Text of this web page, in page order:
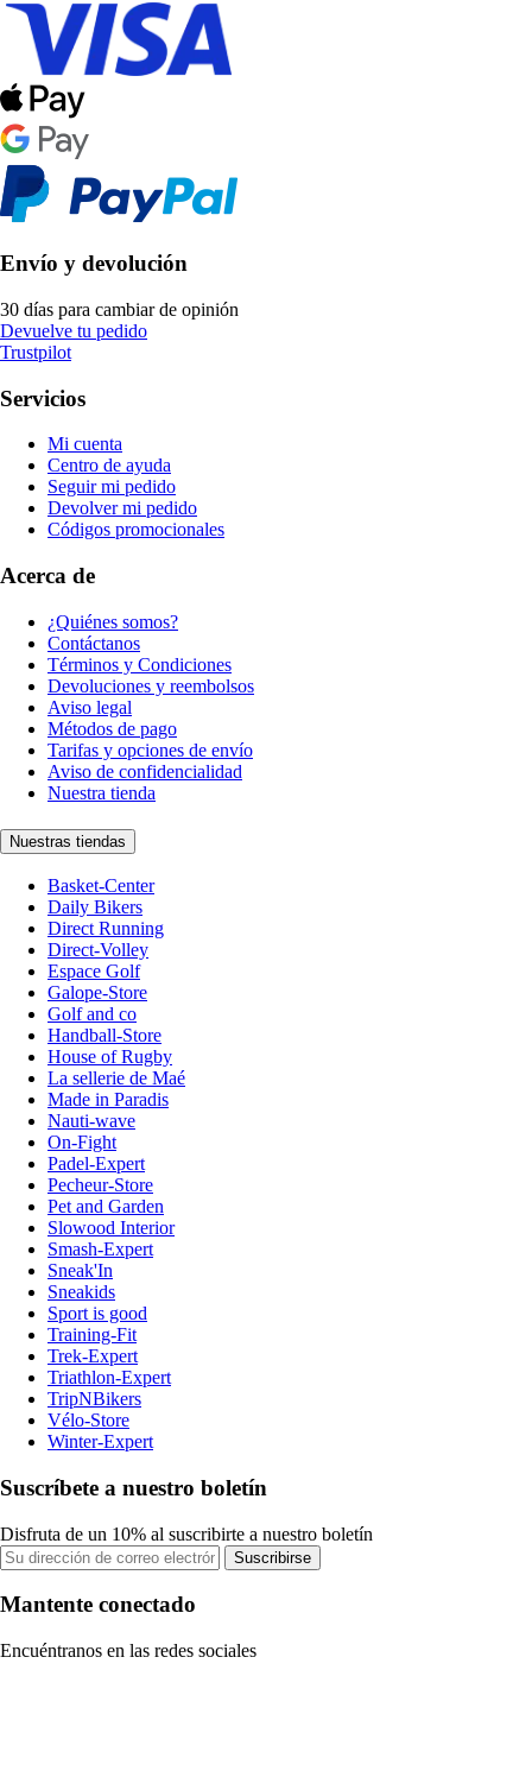
Envío y devolución
30 días para cambiar de opinión
Devuelve tu pedido
Trustpilot
Servicios
Mi cuenta
Centro de ayuda
Seguir mi pedido
Devolver mi pedido
Códigos promocionales
Acerca de
¿Quiénes somos?
Contáctanos
Términos y Condiciones
Devoluciones y reembolsos
Aviso legal
Métodos de pago
Tarifas y opciones de envío
Aviso de confidencialidad
Nuestra tienda
Nuestras tiendas
Basket-Center
Daily Bikers
Direct Running
Direct-Volley
Espace Golf
Galope-Store
Golf and co
Handball-Store
House of Rugby
La sellerie de Maé
Made in Paradis
Nauti-wave
On-Fight
Padel-Expert
Pecheur-Store
Pet and Garden
Slowood Interior
Smash-Expert
Sneak'In
Sneakids
Sport is good
Training-Fit
Trek-Expert
Triathlon-Expert
TripNBikers
Vélo-Store
Winter-Expert
Suscríbete a nuestro boletín
Disfruta de un 10% al suscribirte a nuestro boletín
Suscribirse
Mantente conectado
Encuéntranos en las redes sociales